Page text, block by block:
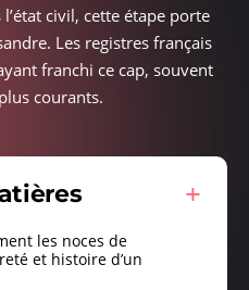
civil, cette étape porte
Les registres français
franchi ce cap, souvent
courants.
les noces de
et histoire d’un